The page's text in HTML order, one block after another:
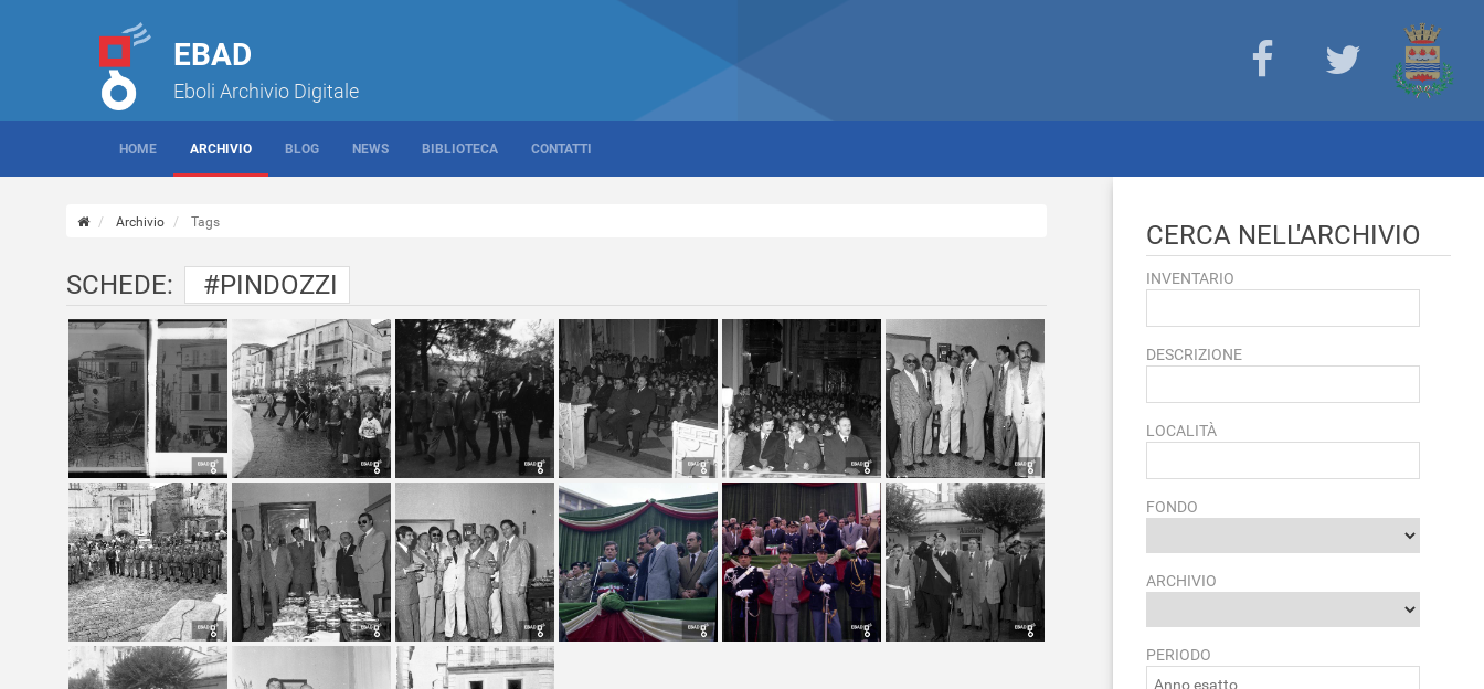
EBAD
Eboli Archivio Digitale
HOME ARCHIVIO BLOG NEWS BIBLIOTECA CONTATTI
Archivio Tags
SCHEDE: #PINDOZZI
CERCA NELL'ARCHIVIO
INVENTARIO
DESCRIZIONE
LOCALITÀ
FONDO
ARCHIVIO
PERIODO